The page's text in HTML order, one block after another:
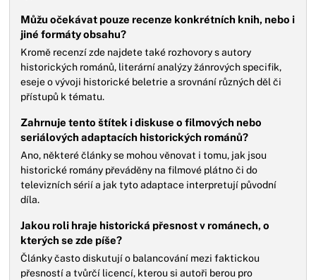
Můžu očekávat pouze recenze konkrétních knih, nebo i
jiné formáty obsahu?
Kromě recenzí zde najdete také rozhovory s autory
historických románů, literární analýzy žánrových specifik,
eseje o vývoji historické beletrie a srovnání různých děl či
přístupů k tématu.
Zahrnuje tento štítek i diskuse o filmových nebo
seriálových adaptacích historických románů?
Ano, některé články se mohou věnovat i tomu, jak jsou
historické romány převáděny na filmové plátno či do
televizních sérií a jak tyto adaptace interpretují původní
díla.
Jakou roli hraje historická přesnost v románech, o
kterých se zde píše?
Články často diskutují o balancování mezi faktickou
přesností a tvůrčí licencí, kterou si autoři berou pro